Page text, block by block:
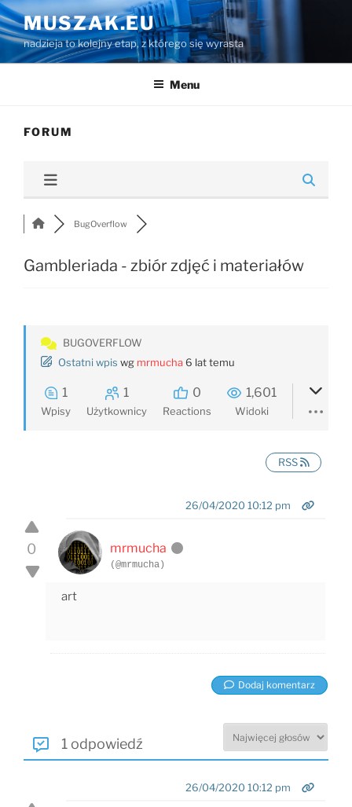
Przejdź
do
treści
MUSZAK.EU
nadzieja to kolejny etap, z którego się wyrasta
Menu
FORUM
BugOverflow
Gambleriada - zbiór zdjęć i materiałów
BUGOVERFLOW
Ostatni wpis wg mrmucha 6 lat temu
1
Wpisy
1
Użytkownicy
0
Reactions
1,601
Widoki
RSS
0
26/04/2020 10:12 pm
mrmucha
(@mrmucha)
art
Dodaj komentarz
1 odpowiedź
26/04/2020 10:12 pm